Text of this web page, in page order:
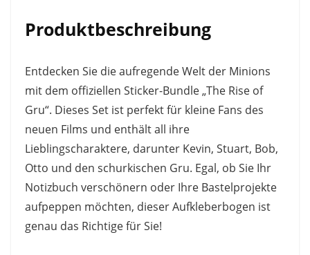
Produktbeschreibung
Entdecken Sie die aufregende Welt der Minions
mit dem offiziellen Sticker-Bundle „The Rise of
Gru“. Dieses Set ist perfekt für kleine Fans des
neuen Films und enthält all ihre
Lieblingscharaktere, darunter Kevin, Stuart, Bob,
Otto und den schurkischen Gru. Egal, ob Sie Ihr
Notizbuch verschönern oder Ihre Bastelprojekte
aufpeppen möchten, dieser Aufkleberbogen ist
genau das Richtige für Sie!